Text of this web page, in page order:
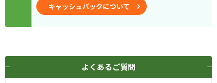
キャッシュバックについて
よくあるご質問